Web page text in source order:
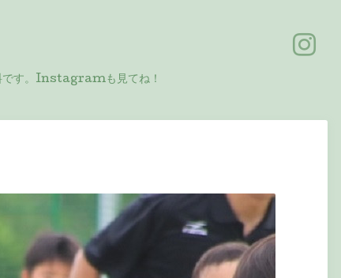
です。Instagramも見てね！